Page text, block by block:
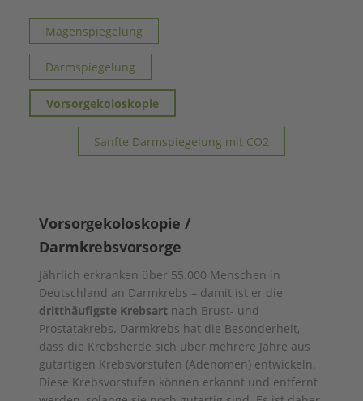
Magenspiegelung
Darmspiegelung
Vorsorgekoloskopie
Sanfte Darmspiegelung mit CO2
Vorsorgekoloskopie /
Darmkrebsvorsorge
Jährlich erkranken über 55.000 Menschen in
Deutschland an Darmkrebs – damit ist er die
dritthäufigste Krebsart nach Brust- und
Prostatakrebs. Darmkrebs hat die Besonderheit,
dass die Krebsherde sich über mehrere Jahre aus
gutartigen Krebsvorstufen (Adenomen) entwickeln.
Diese Krebsvorstufen können erkannt und entfernt